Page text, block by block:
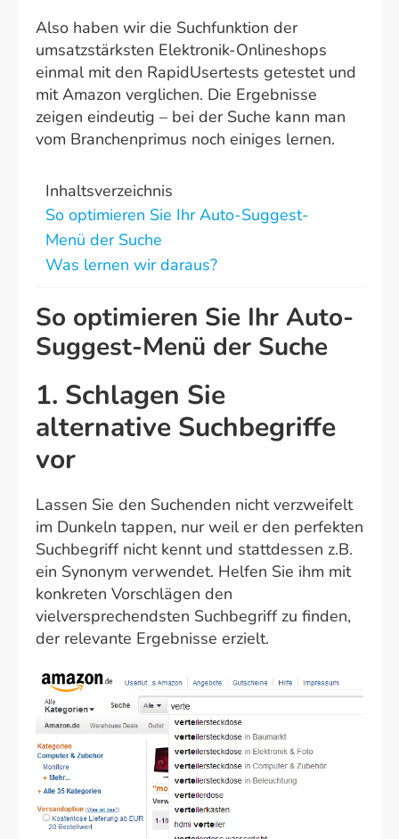
Also haben wir die Suchfunktion der
umsatzstärksten Elektronik-Onlineshops
einmal mit den RapidUsertests getestet und
mit Amazon verglichen. Die Ergebnisse
zeigen eindeutig – bei der Suche kann man
vom Branchenprimus noch einiges lernen.
Inhaltsverzeichnis
So optimieren Sie Ihr Auto-Suggest-
Menü der Suche
Was lernen wir daraus?
So optimieren Sie Ihr Auto-
Suggest-Menü der Suche
1. Schlagen Sie
alternative Suchbegriffe
vor
Lassen Sie den Suchenden nicht verzweifelt
im Dunkeln tappen, nur weil er den perfekten
Suchbegriff nicht kennt und stattdessen z.B.
ein Synonym verwendet. Helfen Sie ihm mit
konkreten Vorschlägen den
vielversprechendsten Suchbegriff zu finden,
der relevante Ergebnisse erzielt.